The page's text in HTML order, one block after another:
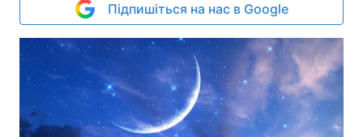
Підпишіться на нас в Google